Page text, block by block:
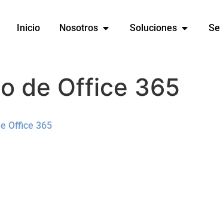
Inicio Nosotros Soluciones
de Office 365
Office 365